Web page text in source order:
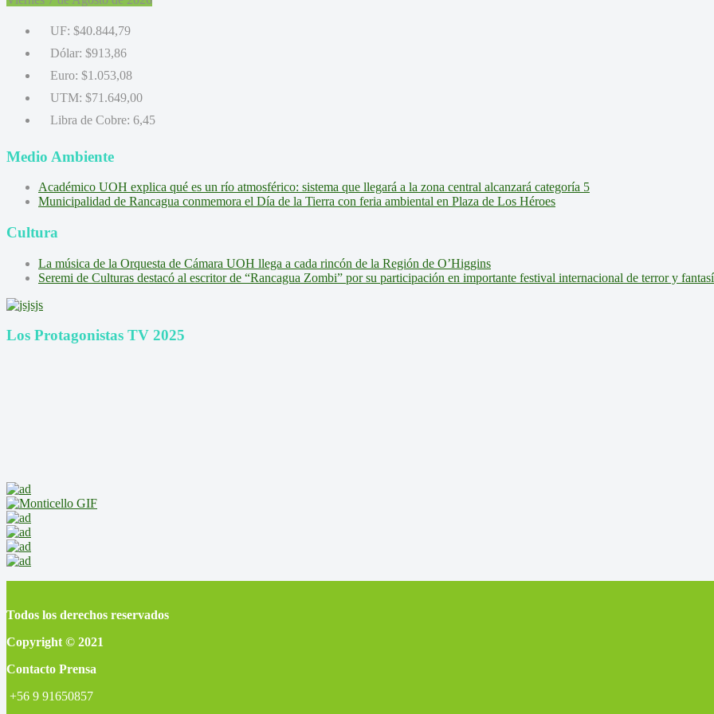
UF: $40.844,79
Dólar: $913,86
Euro: $1.053,08
UTM: $71.649,00
Libra de Cobre: 6,45
Medio Ambiente
Académico UOH explica qué es un río atmosférico: sistema que llegará a la zona central alcanzará categoría 5
Municipalidad de Rancagua conmemora el Día de la Tierra con feria ambiental en Plaza de Los Héroes
Cultura
La música de la Orquesta de Cámara UOH llega a cada rincón de la Región de O’Higgins
Seremi de Culturas destacó al escritor de “Rancagua Zombi” por su participación en importante festival internacional de terror y
Los Protagonistas TV 2025
Todos los derechos reservados
Copyright © 2021
Contacto Prensa
+56 9 91650857